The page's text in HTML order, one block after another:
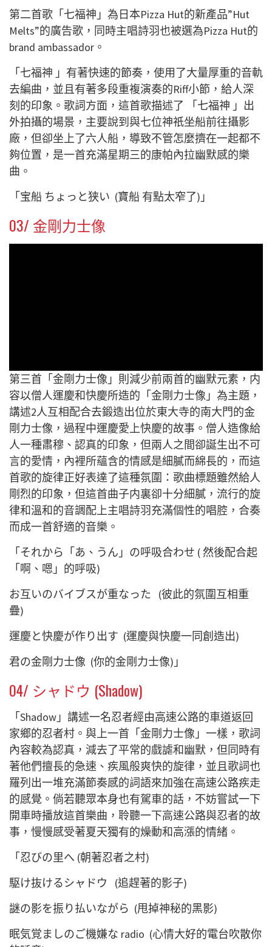
第二首歌 「七福神 」為日本Pizza Hut的新產品”Hut
Melts”的廣告歌，同時主唱詩羽也被選為Pizza Hut的
brand ambassador。
「七福神 」有著快速的節奏，使用了大量厚重的音軌
去編曲，並且有著多段重複演奏的Riff小節，給人深
刻的印象。歌詞方面，這首歌描述了 「七福神 」出
外拍攝的場景，主要說到與七位神祇坐船前往攝影
廠，但卻坐上了六人船，導致不管怎麼擠在一起都不
夠位置，是一首充滿星期三的康帕內拉幽默感的樂
曲。
「宝船 ちょっと狭い (寶船 有點太窄了)」
03/ 金剛力士像
第三首「金剛力士像 」則減少前兩首的幽默元素，内
容以僧人運慶和快慶所造的「金剛力士像」為主題，
講述2人互相配合去鍛造出位於東大寺的南大門的金
剛力士像，過程中運慶愛上快慶的故事。僧人造像給
人一種肅穆、認真的印象，但兩人之間卻誕生出不可
言的愛情，內裡所蘊含的情感是細膩而綿長的，而這
首歌的旋律正好表達了這種氛圍：歌曲標題雖然給人
剛烈的印象，但這首曲子内裏卻十分細膩，流行的旋
律和溫和的音調配上主唱詩羽充滿個性的唱腔，合奏
而成一首舒適的音樂。
「それから「あ、うん」の呼吸合わせ (然後配合起
「啊、嗯」的呼吸)
お互いのバイブスが重なった (彼此的氛圍互相重
疊)
運慶と快慶が作り出す (運慶與快慶一同創造出)
君の金剛力士像 (你的金剛力士像)」
04/ シャドウ (Shadow)
「Shadow 」 講述一名忍者經由高速公路的車道返回
家鄉的忍者村 。與上一首「金剛力士像 」一樣，歌詞
內容較為認真，減去了平常的戲謔和幽默，但同時有
著他們擅長的急速、疾風般爽快的旋律，並且歌詞也
羅列出一堆充滿節奏感的詞語來加強在高速公路疾走
的感覺。倘若聽眾本身也有駕車的話，不妨嘗試一下
開車時播放這首樂曲，聆聽一下高速公路與忍者的故
事，慢慢感受著夏天獨有的燥動和高漲的情緒。
「忍びの里へ (朝著忍者之村)
駆け抜けるシャドウ (追趕著的影子)
謎の影を振り払いながら (甩掉神秘的黑影)
眠気覚ましのご機嫌な radio (心情大好的電台吹散你